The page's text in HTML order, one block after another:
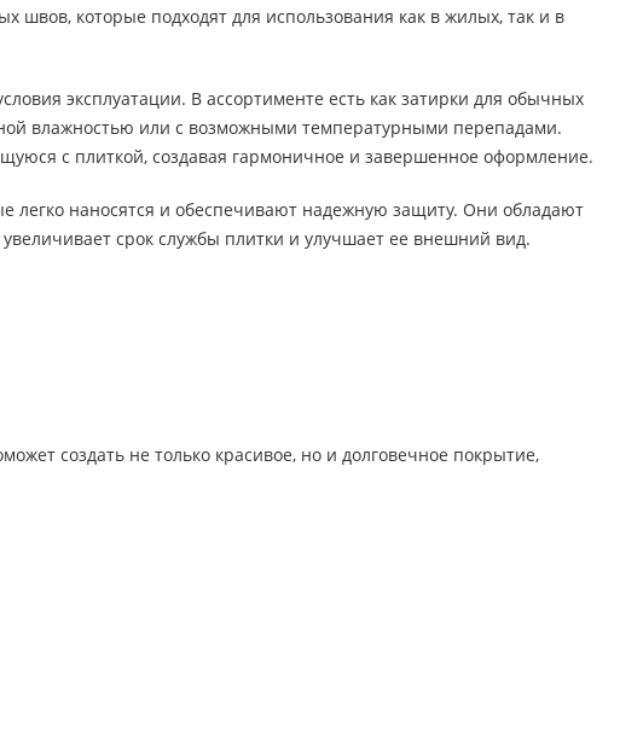
которые подходят для использования как в жилых, так и в
эксплуатации. В ассортименте есть как затирки для обычных
влажностью или с возможными температурными перепадами.
с плиткой, создавая гармоничное и завершенное оформление.
легко наносятся и обеспечивают надежную защиту. Они обладают
срок службы плитки и улучшает ее внешний вид.
создать не только красивое, но и долговечное покрытие,